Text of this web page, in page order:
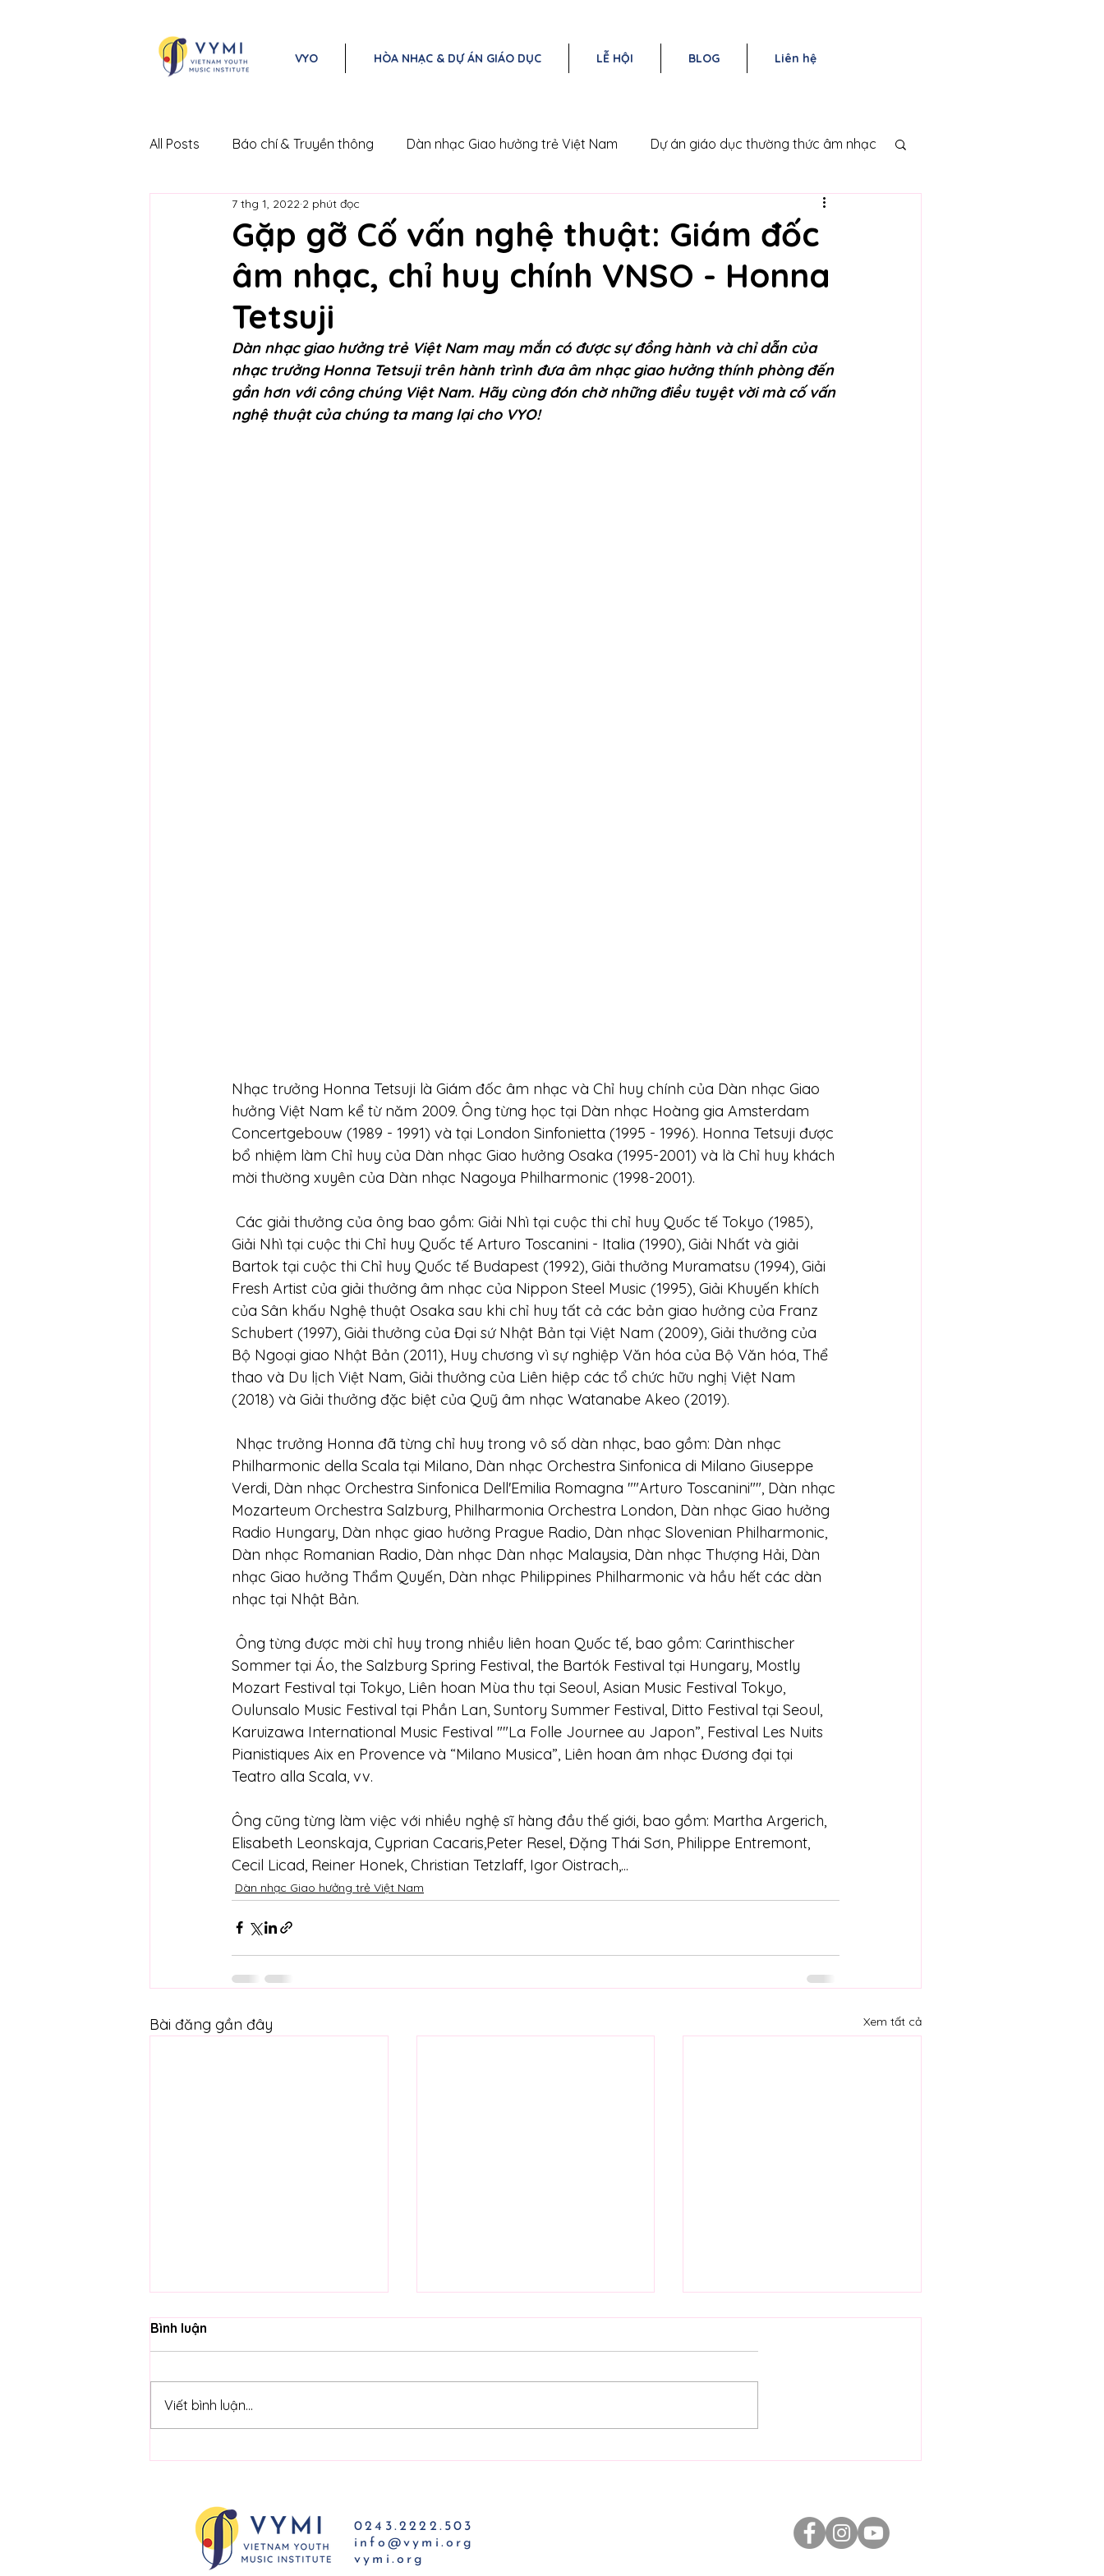
VYO HÒA NHẠC & DỰ ÁN GIÁO DỤC LỄ HỘI BLOG Liên hệ
All Posts Báo chí & Truyền thông Dàn nhạc Giao hưởng trẻ Việt Nam Dự án giáo dục thường thức âm nhạc
Lễ hội Âm nhạc Cổ điển Việt Nam
Gặp gỡ Cố vấn nghệ thuật: Giám đốc
âm nhạc, chỉ huy chính VNSO - Honna
Tetsuji
7 thg 1, 2022 2 phút đọc
Dàn nhạc giao hưởng trẻ Việt Nam may mắn có được sự đồng hành và chỉ dẫn của
nhạc trưởng Honna Tetsuji trên hành trình đưa âm nhạc giao hưởng thính phòng đến
gần hơn với công chúng Việt Nam. Hãy cùng đón chờ những điều tuyệt vời mà cố vấn
nghệ thuật của chúng ta mang lại cho VYO!
Nhạc trưởng Honna Tetsuji là Giám đốc âm nhạc và Chỉ huy chính của Dàn nhạc Giao
hưởng Việt Nam kể từ năm 2009. Ông từng học tại Dàn nhạc Hoàng gia Amsterdam
Concertgebouw (1989 - 1991) và tại London Sinfonietta (1995 - 1996). Honna Tetsuji được
bổ nhiệm làm Chỉ huy của Dàn nhạc Giao hưởng Osaka (1995-2001) và là Chỉ huy khách
mời thường xuyên của Dàn nhạc Nagoya Philharmonic (1998-2001).
Giải Nhì tại cuộc thi Chỉ huy Quốc tế Arturo Toscanini - Italia (1990), Giải Nhất và giải
Bartok tại cuộc thi Chỉ huy Quốc tế Budapest (1992), Giải thưởng Muramatsu (1994), Giải
Fresh Artist của giải thưởng âm nhạc của Nippon Steel Music (1995), Giải Khuyến khích
của Sân khấu Nghệ thuật Osaka sau khi chỉ huy tất cả các bản giao hưởng của Franz
Schubert (1997), Giải thưởng của Đại sứ Nhật Bản tại Việt Nam (2009), Giải thưởng của
Bộ Ngoại giao Nhật Bản (2011), Huy chương vì sự nghiệp Văn hóa của Bộ Văn hóa, Thể
thao và Du lịch Việt Nam, Giải thưởng của Liên hiệp các tổ chức hữu nghị Việt Nam
(2018) và Giải thưởng đặc biệt của Quỹ âm nhạc Watanabe Akeo (2019).
Philharmonic della Scala tại Milano, Dàn nhạc Orchestra Sinfonica di Milano Giuseppe
Verdi, Dàn nhạc Orchestra Sinfonica Dell'Emilia Romagna ""Arturo Toscanini"", Dàn nhạc
Mozarteum Orchestra Salzburg, Philharmonia Orchestra London, Dàn nhạc Giao hưởng
Radio Hungary, Dàn nhạc giao hưởng Prague Radio, Dàn nhạc Slovenian Philharmonic,
Dàn nhạc Romanian Radio, Dàn nhạc Dàn nhạc Malaysia, Dàn nhạc Thượng Hải, Dàn
nhạc Giao hưởng Thẩm Quyến, Dàn nhạc Philippines Philharmonic và hầu hết các dàn
nhạc tại Nhật Bản.
Sommer tại Áo, the Salzburg Spring Festival, the Bartók Festival tại Hungary, Mostly
Mozart Festival tại Tokyo, Liên hoan Mùa thu tại Seoul, Asian Music Festival Tokyo,
Oulunsalo Music Festival tại Phần Lan, Suntory Summer Festival, Ditto Festival tại Seoul,
Karuizawa International Music Festival ""La Folle Journee au Japon”, Festival Les Nuits
Pianistiques Aix en Provence và “Milano Musica”, Liên hoan âm nhạc Đương đại tại
Teatro alla Scala, vv.
Ông cũng từng làm việc với nhiều nghệ sĩ hàng đầu thế giới, bao gồm: Martha Argerich,
Elisabeth Leonskaja, Cyprian Cacaris,Peter Resel, Đặng Thái Sơn, Philippe Entremont,
Cecil Licad, Reiner Honek, Christian Tetzlaff, Igor Oistrach,...
Dàn nhạc Giao hưởng trẻ Việt Nam
Bài đăng gần đây Xem tất cả
Bình luận
Viết bình luận...
0243.2222.503
​info@vymi.org
​vymi.org